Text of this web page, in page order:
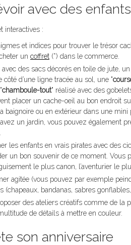
avec des enfants
interactives :
et indices pour trouver le trésor
un coffret (*) dans le commerce.
avec des sacs décorés en toile de jute,
côté d’une ligne tracée au sol, une "
chamboule-tout" réalisé avec des
placer un cache-oeil au bon endroit
baignoire ou en extérieur dans une mini
un jardin, vous pouvez également
les enfants en vrais pirates avec des
un bon souvenir de ce moment. Vous
le plus canon, l’aventurier le
agitée (vous pouvez par exemple
bandanas, sabres
des ateliers créatifs comme de la
de détails à mettre en couleur.
son anniversaire